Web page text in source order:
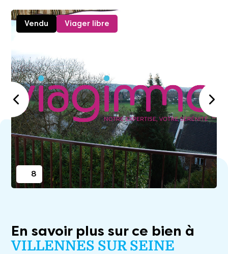
Vendu Viager libre
8
En savoir plus sur ce bien à
VILLENNES SUR SEINE